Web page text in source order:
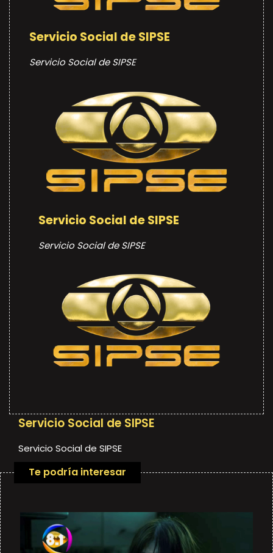
Servicio Social de SIPSE
Servicio Social de SIPSE
Servicio Social de SIPSE
Servicio Social de SIPSE
Servicio Social de SIPSE
Servicio Social de SIPSE
Te podría interesar